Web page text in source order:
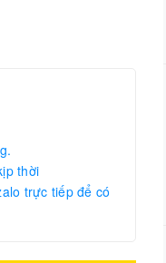
thời
trực tiếp để có